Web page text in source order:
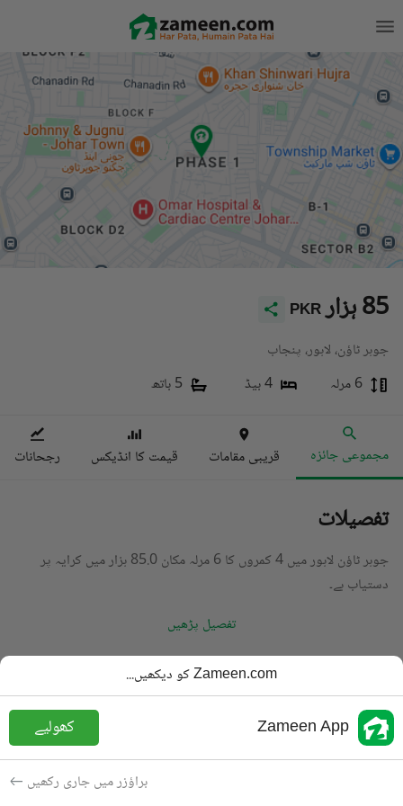
PKR 85 ہزار
جوہر ٹاؤن، لاہور، پنجاب
6 مرلہ
4 بیڈ 5 باتھ
مجموعی جائزہ قریبی مقامات قیمت کا انڈیکس رجحانات
تفصیلات
جوہر ٹاؤن لاہور میں 4 کمروں کا 6 مرلہ مکان 85.0 ہزار میں کرایہ پر
دستیاب ہے۔
تفصیل پڑھیں
مکان
قیمت
PKR
85 ہزار
باتھ
رقبہ
6 مرلہ
کرایہ پر دستیاب
Zameen.com کو دیکھیں...
Zameen App کھولیے
براؤزر میں جاری رکھیں